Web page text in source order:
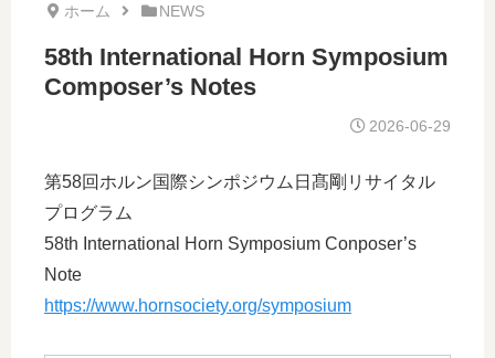
ホーム NEWS
58th International Horn Symposium
Composer’s Notes
2026-06-29
第58回ホルン国際シンポジウム日髙剛リサイタル
プログラム
58th International Horn Symposium Conposer’s
Note
https://www.hornsociety.org/symposium